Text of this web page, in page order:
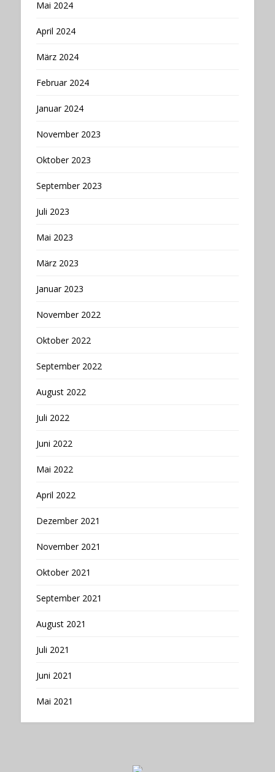
Mai 2024
April 2024
März 2024
Februar 2024
Januar 2024
November 2023
Oktober 2023
September 2023
Juli 2023
Mai 2023
März 2023
Januar 2023
November 2022
Oktober 2022
September 2022
August 2022
Juli 2022
Juni 2022
Mai 2022
April 2022
Dezember 2021
November 2021
Oktober 2021
September 2021
August 2021
Juli 2021
Juni 2021
Mai 2021